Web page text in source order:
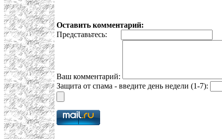
Оставить комментарий:
Представьтесь:
Ваш комментарий:
Защита от спама - введите день недели (1-7):